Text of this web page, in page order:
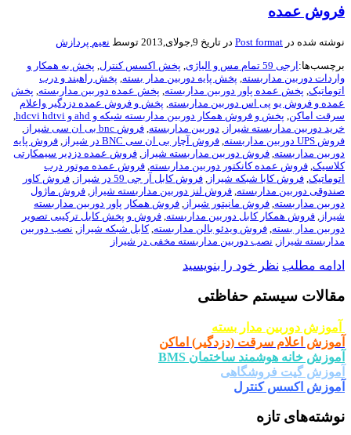
فروش عمده
نوشته شده در Post format در تاریخ 9,جولای,2013 توسط
نعیم پردازش
برچسب‌ها: ارجی 59 تمام مس و الیاژی پخش اکسس کنترل پخش به همکار و
واردات دوربین مداربسته پخش پایه دوربین مدار بسته پخش راهبند و درب
اتوماتیک پخش عمده پاور دوربین مداربسته پخش عمده دوربین مداربسته پخش
عمده و فروش یو پی اس دوربین مداربسته پخش و فروش عمده دزدگیر واعلام
سرقت اماکن پخش و فروش همکار دوربین مداربسته شبکه و ahd و hdcvi hdtvi
خرید دوربین مداربسته شیراز
دوربین مداربسته فروش bnc بی ان سی شیراز
فروش UPS دوربین مداربسته
فروش آچار بی ان سی BNC در شیراز
فروش پایه
دوربین مداربسته فروش دوربین مداربسته شیراز
فروش عمده دزدیر سیمکارتی
کلاسیک فروش عمده کانکتور دوربین مداربسته فروش عمده موتور درب
اتوماتیک فروش کابا شبکه شیراز فروش کابل آر جی 59 در شیراز
فروش کاور
صندوقی دوربین مداربسته فروش لنز دوربین مداربسته شیراز
فروش ماژول
دوربین مداربسته فروش مانیتور شیراز
فروش همکار پاور دوربین مداربسته
شیراز
فروش همکار کابل دوربین مداربسته فروش و پخش کابل ترکیبی تصویر
دوربین مدار بسته فروش ویدئو بالن مداربسته ,کابل شبکه شیراز
نصب دوربین
مداربسته شیراز
نصب دوربین مداربسته مخفی در شیراز
ادامه مطلب نظر خود را بنویسید
مقالات سیستم حفاظتی
آموزش دوربین مدار بسته
آموزش اعلام سرقت (دزدگیر) اماکن
آموزش خانه هوشمند ساختمان BMS
آموزش گیت فروشگاهی
آموزش اکسس کنترل
نوشته‌های تازه